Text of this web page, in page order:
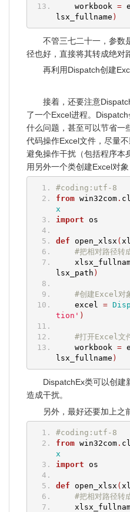
workbook =
lsx_fullname )
不管三七二十一，参数
径也好，直接将其转成绝对
再利用Dispatch创建
接着，还要注意
了一个Excel进程。
什么问题，甚至可以节省一
代码操作Excel文件，尽量
避免操作干扰（包括程序本
用另外一个类创建Excel对象
#coding:utf-8
from win32com.
x
import os
def open_xlsx (
#把相对路径转
lsx_path )
#创建Excel对
excel =
tion' )
#打开Excel文
workbook =
lsx_fullname )
DispatchEx类可以创建
造成干扰。
另外，最好还要加上之
#coding:utf-8
from win32com.
x
import os
def open_xlsx (
#把相对路径转